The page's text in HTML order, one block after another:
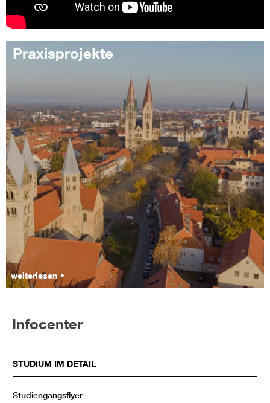
Praxisprojekte
weiterlesen
Infocenter
STUDIUM IM DETAIL
Studiengangsflyer